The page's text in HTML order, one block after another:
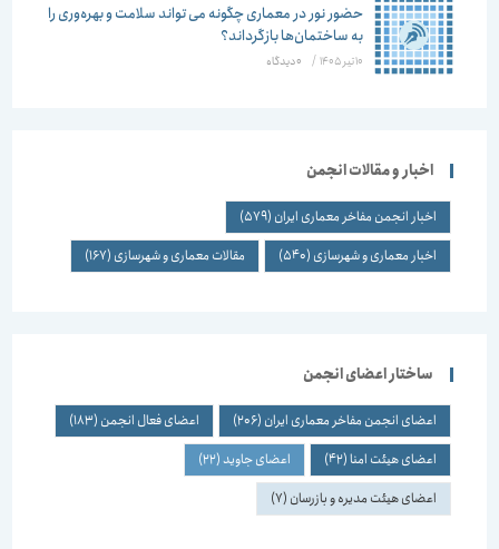
حضور نور در معماری چگونه می تواند سلامت و بهره‌وری را
به ساختمان‌ها بازگرداند؟
10 تیر 1405 / ۰ دیدگاه
اخبار و مقالات انجمن
اخبار انجمن مفاخر معماری ایران(579)
اخبار معماری و شهرسازی(540) مقالات معماری و شهرسازی(167)
ساختار اعضای انجمن
اعضای انجمن مفاخر معماری ایران(206) اعضای فعال انجمن(183)
اعضای هیئت امنا (42) اعضای جاوید(22)
اعضای هیئت مدیره و بازرسان(7)